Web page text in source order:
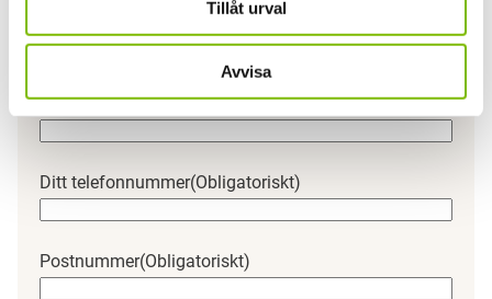
Tillåt urval
Avvisa
Efternamn
Din e-postadress(Obligatoriskt)
Ditt telefonnummer(Obligatoriskt)
Postnummer(Obligatoriskt)